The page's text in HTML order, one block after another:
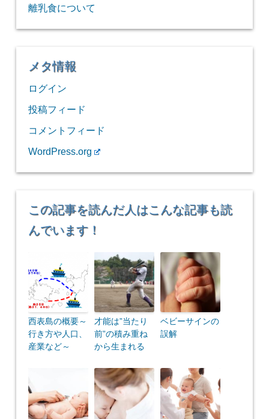
離乳食について
メタ情報
ログイン
投稿フィード
コメントフィード
WordPress.org
この記事を読んだ人はこんな記事も読
んでいます！
西表島の概要～
行き方や人口、
産業など～
才能は”当たり
前”の積み重ね
から生まれる
ベビーサインの
誤解